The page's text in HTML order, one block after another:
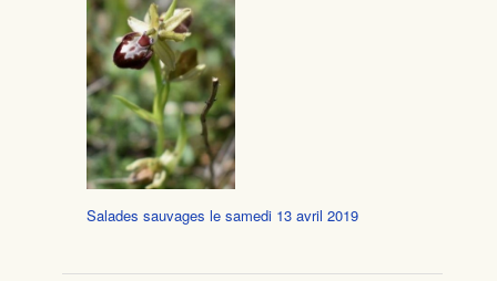
Salades sauvages le samedi 13 avril 2019